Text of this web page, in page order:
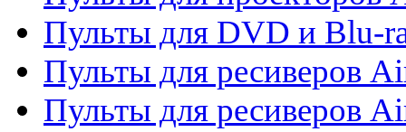
Пульты для DVD и Blu-
Пульты для ресиверов
Пульты для ресиверов